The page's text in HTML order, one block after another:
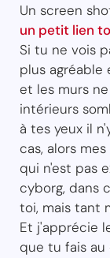
Un screen
un petit lien
Si tu ne vois
plus agréable
et les murs
intérieurs
à tes yeux il
cas, alors
qui n'est pas
cyborg, dans
toi, mais tant
Et j'apprécie
que tu fais au